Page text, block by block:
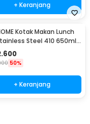
+ Keranjang
Kotak Makan Lunch
Steel 410 650ml
50%
+ Keranjang